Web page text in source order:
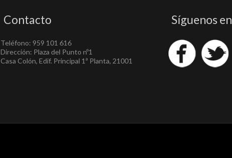
Contacto
Teléfono: 959 101 616
Dirección: Plaza del Punto nº1
Casa Colón, Edif. Principal 1ª Planta, 21001
Síguenos en